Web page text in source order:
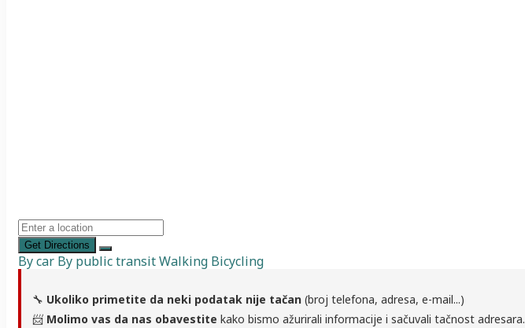
Get Directions
By car By public transitWalking Bicycling
🔧 Ukoliko primetite da neki podatak nije tačan (broj telefona, adresa, e-mail...)
📨 Molimo vas da nas obavestite kako bismo ažurirali informacije i sačuvali tačnost adresara.